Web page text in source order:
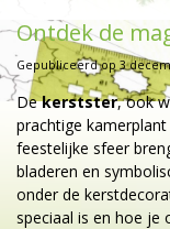
Ontdek de
Gepubliceerd op 3
Dekerstster, ook
prachtige
feestelijke sfeer
bladeren en
onder de
speciaal is en hoe je